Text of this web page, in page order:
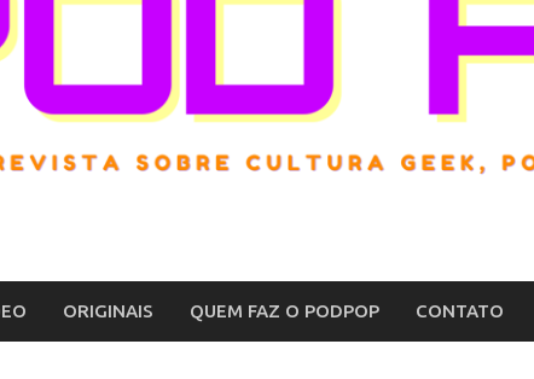
ORIGINAIS QUEM FAZ O PODPOP CONTATO